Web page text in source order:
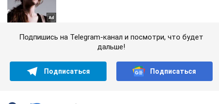
Подпишись на Telegram-канал и посмотри, что будет
дальше!
Подписаться Подписаться